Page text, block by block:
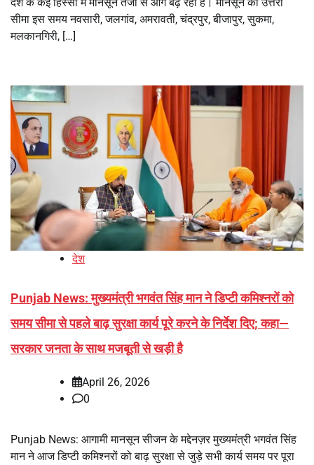
सीमा इस समय नवसारी, जलगांव, अमरावती, चंद्रपुर, बीजापुर, सुकमा,
मलकानगिरी, […]
देश
Punjab News: मुख्यमंत्री भगवंत सिंह मान ने डिप्टी कमिश्नरों को
समय सीमा से पहले बाढ़ सुरक्षा कार्य पूरे करने के निर्देश दिए; कहा—
सरकार जनता के साथ मजबूती से खड़ी है
April 26, 2026
0
Punjab News: आगामी मानसून सीजन के मद्देनज़र मुख्यमंत्री भगवंत सिंह
मान ने आज डिप्टी कमिश्नरों को बाढ़ सुरक्षा से जुड़े सभी कार्य समय पर पूरा